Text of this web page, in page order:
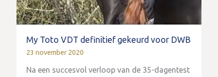
My Toto VDT definitief gekeurd voor DWB
23 november 2020
Na een succesvol verloop van de 35-dagentest